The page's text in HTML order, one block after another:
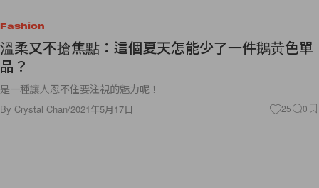
Fashion
溫柔又不搶焦點：這個夏天怎能少了一件鵝黃色單
品？
是一種讓人忍不住要注視的魅力呢！
By Crystal Chan/2021年5月17日 25 0